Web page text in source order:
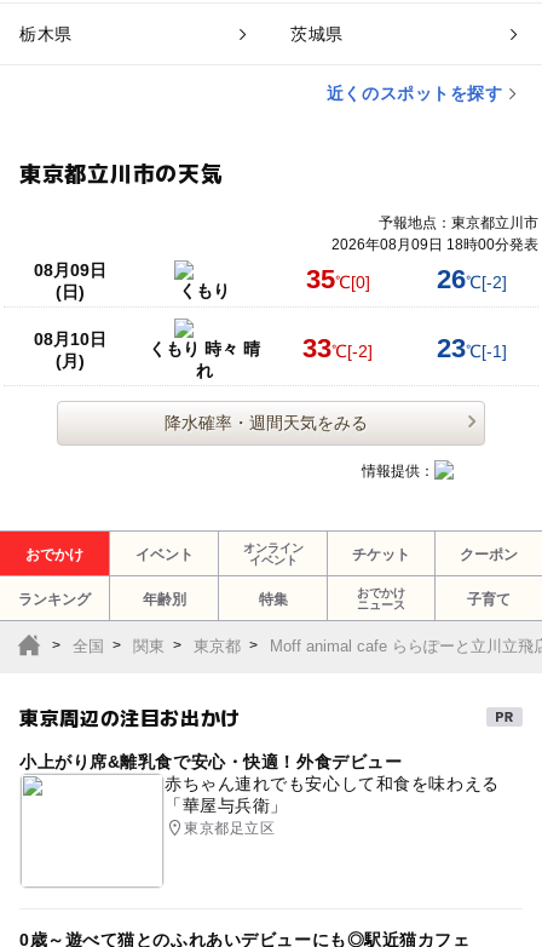
栃木県 茨城県
近くのスポットを探す
東京都立川市の天気
予報地点：東京都立川市
2026年08月09日 18時00分発表
08月09日
(日)
くもり 35℃[0] 26℃[-2]
08月10日
(月)
くもり 時々 晴
れ
33℃[-2] 23℃[-1]
降水確率・週間天気をみる
情報提供：
おでかけ イベント
オンライン
イベント
チケット クーポン
ランキング 年齢別 特集
おでかけ
ニュース
子育て
全国 関東 東京都 Moff animal cafe ららぽーと立川立
東京周辺の注目お出かけ
小上がり席&離乳食で安心・快適！外食デビュー
赤ちゃん連れでも安心して和食を味わえる
「華屋与兵衛」
東京都足立区
0歳～遊べて猫とのふれあいデビューにも◎駅近猫カフェ